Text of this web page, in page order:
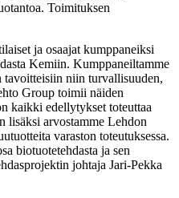
Toimituksen
ja osaajat kumppaneiksi
Kemiin. Kumppaneiltamme
tavoitteisiin niin turvallisuuden,
Group toimii näiden
kaikki edellytykset toteuttaa
lisäksi arvostamme Lehdon
varaston toteutuksessa.
biotuotetehdasta ja sen
johtaja Jari-Pekka